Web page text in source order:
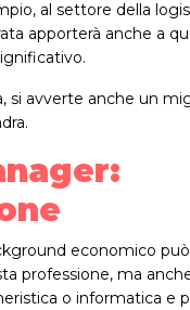
al settore della
apporterà anche a
si avverte anche un
economico può
professione, ma
o informatica e